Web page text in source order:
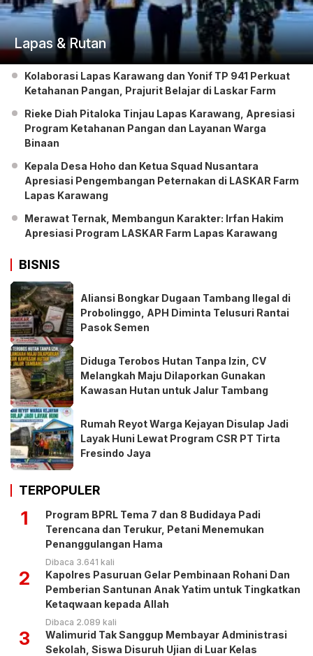
Lapas & Rutan
Kolaborasi Lapas Karawang dan Yonif TP 941 Perkuat
Ketahanan Pangan, Prajurit Belajar di Laskar Farm
Rieke Diah Pitaloka Tinjau Lapas Karawang, Apresiasi
Program Ketahanan Pangan dan Layanan Warga
Binaan
Kepala Desa Hoho dan Ketua Squad Nusantara
Apresiasi Pengembangan Peternakan di LASKAR Farm
Lapas Karawang
Merawat Ternak, Membangun Karakter: Irfan Hakim
Apresiasi Program LASKAR Farm Lapas Karawang
BISNIS
Aliansi Bongkar Dugaan Tambang Ilegal di
Probolinggo, APH Diminta Telusuri Rantai
Pasok Semen
Diduga Terobos Hutan Tanpa Izin, CV
Melangkah Maju Dilaporkan Gunakan
Kawasan Hutan untuk Jalur Tambang
Rumah Reyot Warga Kejayan Disulap Jadi
Layak Huni Lewat Program CSR PT Tirta
Fresindo Jaya
TERPOPULER
1
Program BPRL Tema 7 dan 8 Budidaya Padi
Terencana dan Terukur, Petani Menemukan
Penanggulangan Hama
Dibaca 3.641 kali
2
Kapolres Pasuruan Gelar Pembinaan Rohani Dan
Pemberian Santunan Anak Yatim untuk Tingkatkan
Ketaqwaan kepada Allah
Dibaca 2.089 kali
3
Walimurid Tak Sanggup Membayar Administrasi
Sekolah, Siswa Disuruh Ujian di Luar Kelas